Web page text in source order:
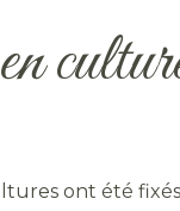
ont été